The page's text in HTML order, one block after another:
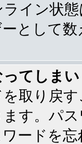
イン状
として
てしま
取り戻
す。パ
ードを